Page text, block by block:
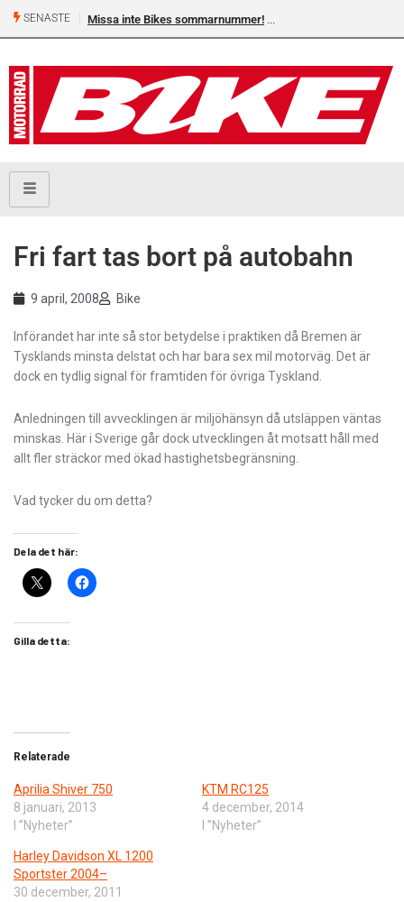
SENASTE Missa inte Bikes sommarnummer!
Fri fart tas bort på autobahn
9 april, 2008 Bike
Införandet har inte så stor betydelse i praktiken då Bremen är
Tysklands minsta delstat och har bara sex mil motorväg. Det är
dock en tydlig signal för framtiden för övriga Tyskland.
Anledningen till avvecklingen är miljöhänsyn då utsläppen väntas
minskas. Här i Sverige går dock utvecklingen åt motsatt håll med
allt fler sträckor med ökad hastighetsbegränsning.
Vad tycker du om detta?
Dela det här:
Gilla detta:
Relaterade
Aprilia Shiver 750
8 januari, 2013
I ”Nyheter”
KTM RC125
4 december, 2014
I ”Nyheter”
Harley Davidson XL 1200
Sportster 2004–
30 december, 2011